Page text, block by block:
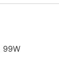
99W